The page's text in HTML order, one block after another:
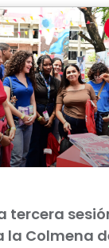
tercera
la Colmena